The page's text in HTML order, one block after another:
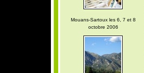
Mouans-Sartoux les 6, 7 et 8
octobre 2006